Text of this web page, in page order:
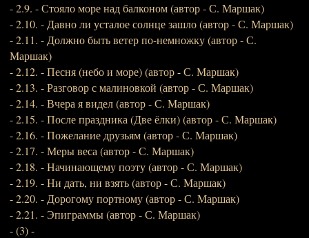
- 2.9. - Стояло море над балконом (автор - С. Маршак)
- 2.10. - Давно ли усталое солнце зашло (автор - С. Маршак)
- 2.11. - Должно быть ветер по-немножку (автор - С.
Маршак)
- 2.12. - Песня (небо и море) (автор - С. Маршак)
- 2.13. - Разговор с малиновкой (автор - С. Маршак)
- 2.14. - Вчера я видел (автор - С. Маршак)
- 2.15. - После праздника (Две ёлки) (автор - С. Маршак)
- 2.16. - Пожелание друзьям (автор - С. Маршак)
- 2.17. - Меры веса (автор - С. Маршак)
- 2.18. - Начинающему поэту (автор - С. Маршак)
- 2.19. - Ни дать, ни взять (автор - С. Маршак)
- 2.20. - Дорогому портному (автор - С. Маршак)
- 2.21. - Эпиграммы (автор - С. Маршак)
- (3) -